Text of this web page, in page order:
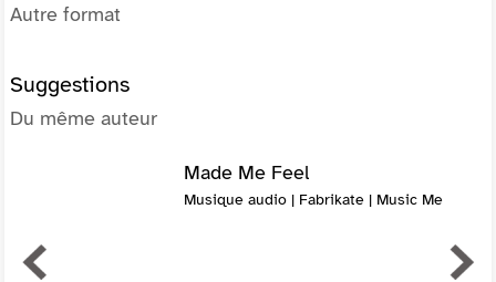
Autre format
Suggestions
Du même auteur
Made Me Feel
Musique audio | Fabrikate | Music Me